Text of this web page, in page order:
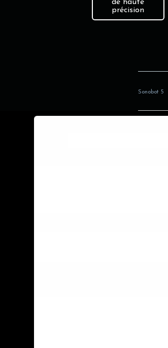
de haute
précision
Sonobot 5